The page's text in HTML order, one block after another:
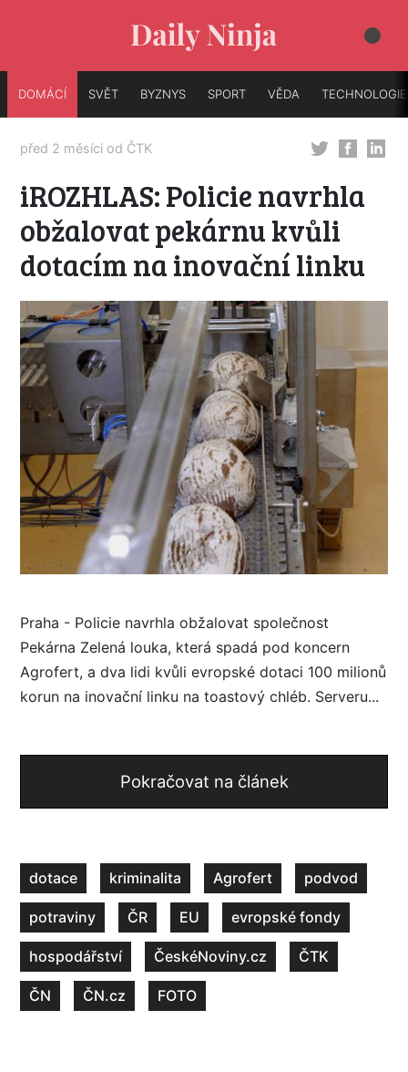
DOMÁCÍ SVĚT BYZNYS SPORT VĚDA TECHNOLOGIE
před 2 měsíci od ČTK
iROZHLAS: Policie navrhla
obžalovat pekárnu kvůli
dotacím na inovační linku
Praha - Policie navrhla obžalovat společnost
Pekárna Zelená louka, která spadá pod koncern
Agrofert, a dva lidi kvůli evropské dotaci 100 milionů
korun na inovační linku na toastový chléb. Serveru...
Pokračovat na článek
dotace kriminalita Agrofert podvod
potraviny ČR EU evropské fondy
hospodářství ČeskéNoviny.cz ČTK
ČN ČN.cz FOTO